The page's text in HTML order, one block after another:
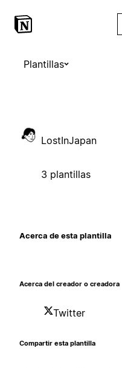
Plantillas
LostInJapan
3 plantillas
Acerca de esta plantilla
Acerca del creador o creadora
Twitter
Compartir esta plantilla